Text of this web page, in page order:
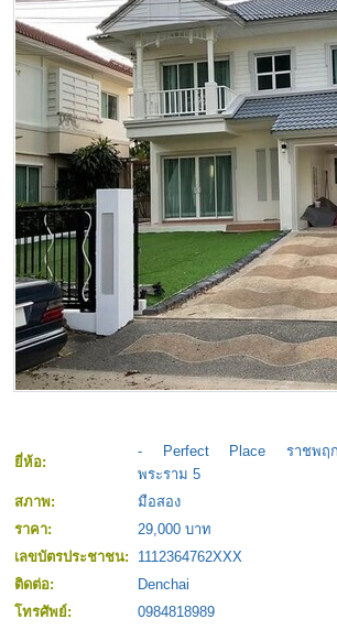
ยี่ห้อ:
- Perfect Place ราชพฤ
พระราม 5
สภาพ: มือสอง
ราคา:
29,000 บาท
เลขบัตรประชาชน:
1112364762XXX
ติดต่อ:
Denchai
โทรศัพย์:
0984818989